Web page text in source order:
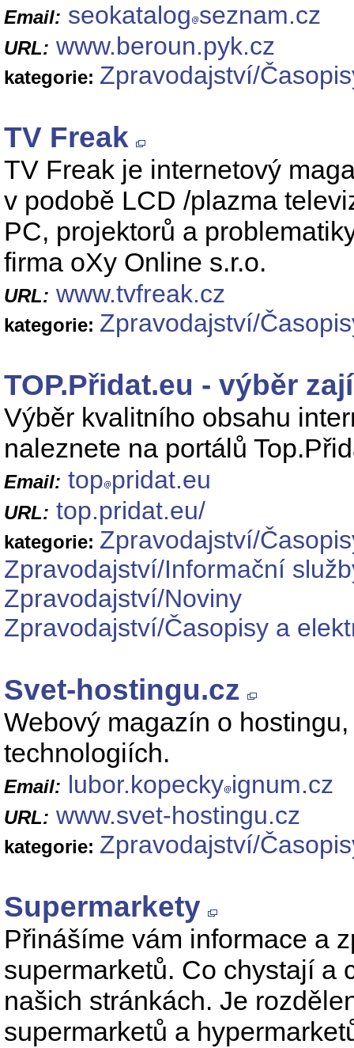
Email: seokatalog seznam.cz
URL: www.beroun.pyk.cz
kategorie: Zpravodajství/
TV Freak
TV Freak je internetový
v podobě LCD /plazma
PC, projektorů a
firma oXy Online s.r.o.
URL: www.tvfreak.cz
kategorie: Zpravodajství/
TOP.Přidat.eu - výběr
Výběr kvalitního obsahu
naleznete na portálů
Email: top pridat.eu
URL: top.pridat.eu/
kategorie: Zpravodajství/
Zpravodajství/Informační
Zpravodajství/Noviny
Zpravodajství/Časopisy a
Svet-hostingu.cz
Webový magazín o
technologiích.
Email: lubor.kopecky ignum.cz
URL: www.svet-hostingu.cz
kategorie: Zpravodajství/
Supermarkety
Přinášíme vám informace a
supermarketů. Co chystají a
našich stránkách. Je
supermarketů a